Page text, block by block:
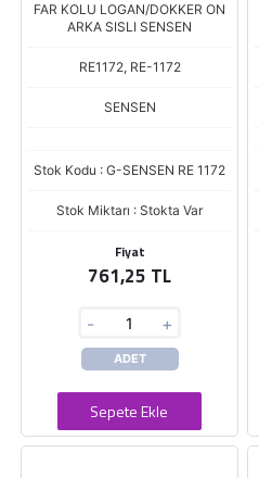
FAR KOLU LOGAN/DOKKER ON
ARKA SISLI SENSEN
RE1172, RE-1172
SENSEN
Stok Kodu : G-SENSEN RE 1172
Stok Miktarı : Stokta Var
Fiyat
761,25 TL
- +
ADET
Sepete Ekle